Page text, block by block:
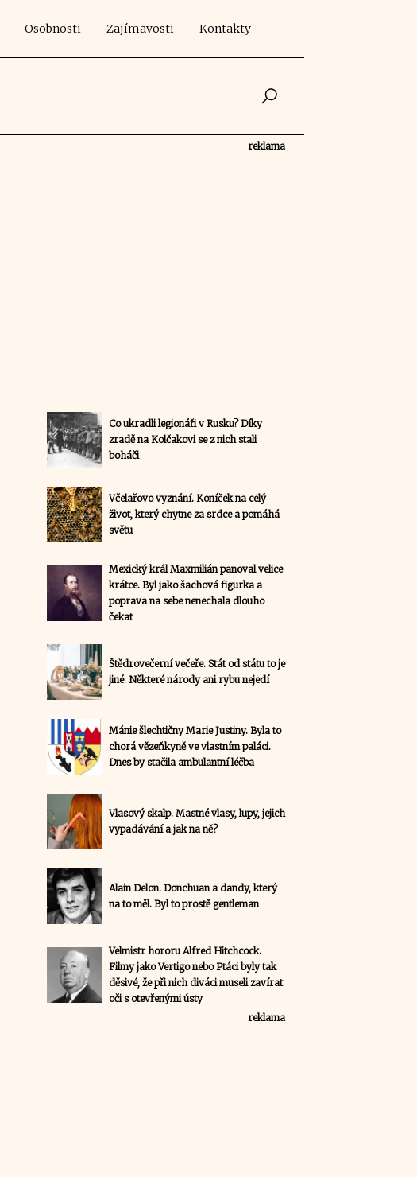
Osobnosti Zajímavosti Kontakty
reklama
Co ukradli legionáři v Rusku? Díky
zradě na Kolčakovi se z nich stali
boháči
Včelařovo vyznání. Koníček na celý
život, který chytne za srdce a pomáhá
světu
Mexický král Maxmilián panoval velice
krátce. Byl jako šachová figurka a
poprava na sebe nenechala dlouho
čekat
Štědrovečerní večeře. Stát od státu to je
jiné. Některé národy ani rybu nejedí
Mánie šlechtičny Marie Justiny. Byla to
chorá vězeňkyně ve vlastním paláci.
Dnes by stačila ambulantní léčba
Vlasový skalp. Mastné vlasy, lupy, jejich
vypadávání a jak na ně?
Alain Delon. Donchuan a dandy, který
na to měl. Byl to prostě gentleman
Velmistr hororu Alfred Hitchcock.
Filmy jako Vertigo nebo Ptáci byly tak
děsivé, že při nich diváci museli zavírat
oči s otevřenými ústy
reklama